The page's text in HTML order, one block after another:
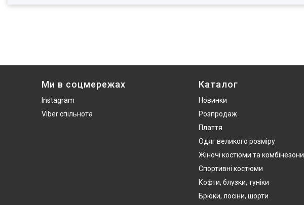
Ми в соцмережах
Instagram
Viber спільнота
Каталог
Новинки
Розпродаж
Плаття
Одяг великого розміру
Жіночі костюми та комбінезони
Спортивні костюми
Кофти, блузки, туніки
Брюки, лосіни, шорти